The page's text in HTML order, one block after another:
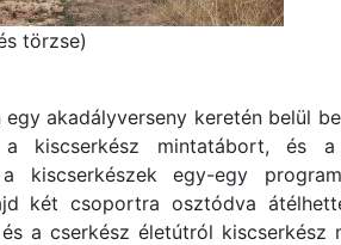
törzse)
egy akadályverseny keretén belül
a kiscserkész mintatábort, és
a kiscserkészek egy-egy
két csoportra osztódva
a cserkész életútról